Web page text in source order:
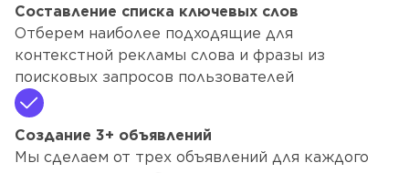
Составление списка ключевых слов
Отберем наиболее подходящие для
контекстной рекламы слова и фразы из
поисковых запросов пользователей
Создание 3+ объявлений
Мы сделаем от трех объявлений для каждого